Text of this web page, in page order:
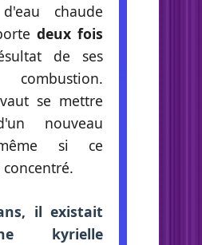
chaude
deux fois
de ses
se mettre
nouveau
si ce
il existait
kyrielle